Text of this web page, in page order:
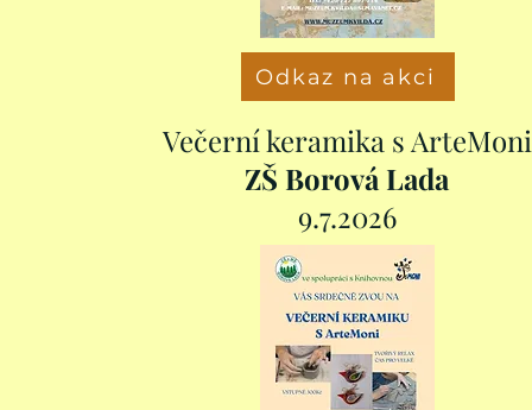
Odkaz na akci
Večerní keramika s ArteMoni
ZŠ Borová Lada
9.7.2026